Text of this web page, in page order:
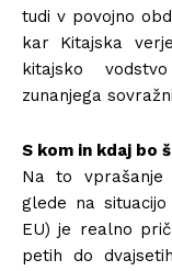
tudi v povojno
kar Kitajska
kitajsko
zunanjega
S kom in kdaj bo
Na to vprašanje
glede na
EU) je realno
petih do